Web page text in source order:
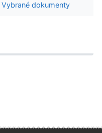
Vybrané dokumenty